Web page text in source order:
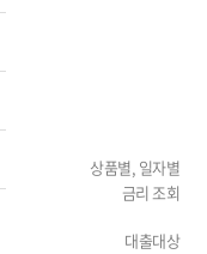
상품별, 일자별
금리 조회
대출대상